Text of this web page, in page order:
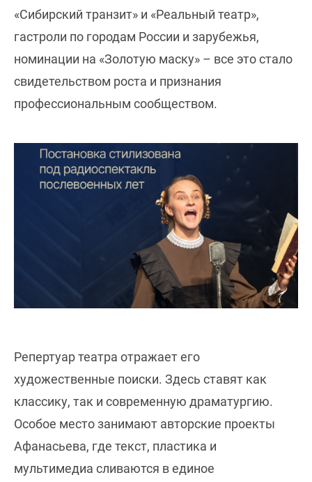
«Сибирский транзит» и «Реальный театр»,
гастроли по городам России и зарубежья,
номинации на «Золотую маску» – все это стало
свидетельством роста и признания
профессиональным сообществом.
Репертуар театра отражает его
художественные поиски. Здесь ставят как
классику, так и современную драматургию.
Особое место занимают авторские проекты
Афанасьева, где текст, пластика и
мультимедиа сливаются в единое